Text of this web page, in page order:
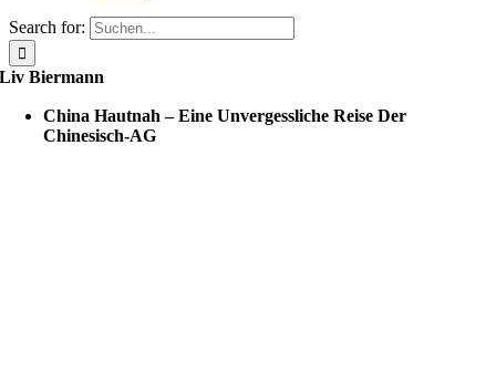
Search for:
Liv Biermann
China Hautnah – Eine Unvergessliche Reise Der
Chinesisch-AG